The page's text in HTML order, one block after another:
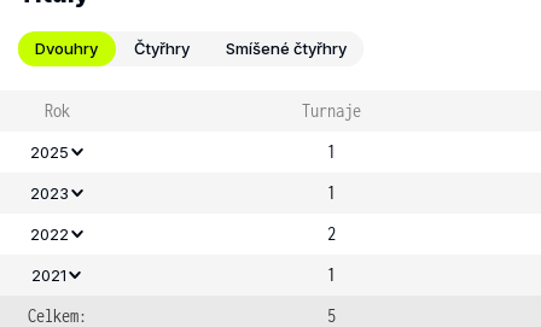
Dvouhry Čtyřhry Smíšené čtyřhry
Rok Turnaje
2025 1
2023 1
2022 2
2021
1
Celkem:
5